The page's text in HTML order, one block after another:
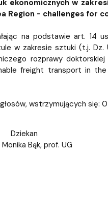
w
Region - challenges for
na podstawie art.
w zakresie sztuki (t.j. Dz.
rozprawy
freight transport in
wstrzymujących się: 0
Dziekan
Bąk, prof. UG